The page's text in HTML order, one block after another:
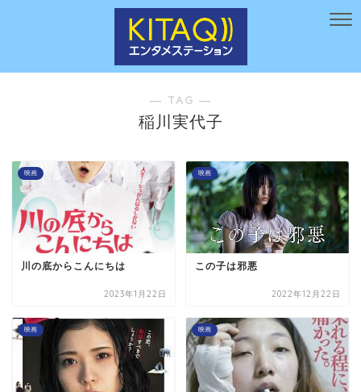
― TAG ―
稲川実代子
映画
川の底からこんにちは
2023年1月22日
映画
この子は邪悪
2022年12月22日
映画 映画